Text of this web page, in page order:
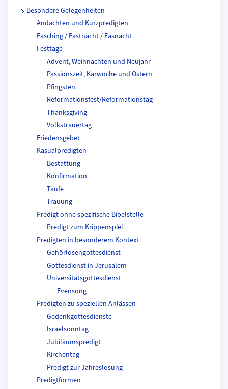
Besondere Gelegenheiten
Andachten und Kurzpredigten
Fasching / Fastnacht / Fasnacht
Festtage
Advent, Weihnachten und Neujahr
Passionszeit, Karwoche und Ostern
Pfingsten
Reformationsfest/Reformationstag
Thanksgiving
Volkstrauertag
Friedensgebet
Kasualpredigten
Bestattung
Konfirmation
Taufe
Trauung
Predigt ohne spezifische Bibelstelle
Predigt zum Krippenspiel
Predigten in besonderem Kontext
Gehörlosengottesdienst
Gottesdienst in Jerusalem
Universitätsgottesdienst
Evensong
Predigten zu speziellen Anlässen
Gedenkgottesdienste
Israelsonntag
Jubiläumspredigt
Kirchentag
Predigt zur Jahreslosung
Predigtformen